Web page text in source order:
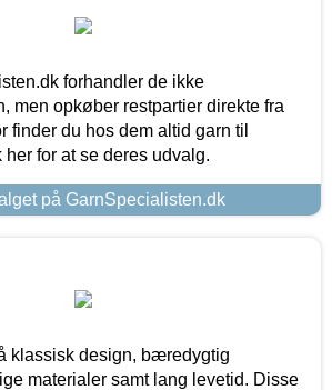
forhandler de ikke
men opkøber restpartier direkte fra
finder du hos dem altid garn til
for at se deres udvalg.
på GarnSpecialisten.dk
klassisk design, bæredygtig
materialer samt lang levetid. Disse